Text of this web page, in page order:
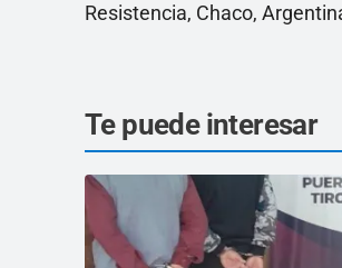
Resistencia, Chaco,
Te puede interesar